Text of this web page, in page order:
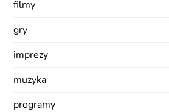
filmy
gry
imprezy
muzyka
programy